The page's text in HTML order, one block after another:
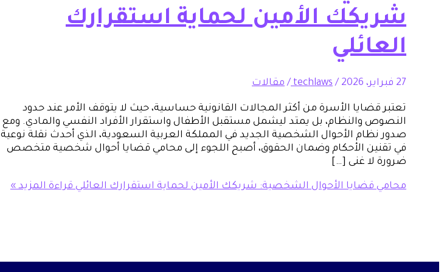
شريكك الأمين لحماية استقرارك
العائلي
27 فبراير، 2026 /
techlaws
/مقالات
تعتبر قضايا الأسرة من أكثر المجالات القانونية حساسية، حيث لا يتوقف الأمر عند حدود
النصوص والنظام، بل يمتد ليشمل مستقبل الأطفال واستقرار الأفراد النفسي والمادي. ومع
صدور نظام الأحوال الشخصية الجديد في المملكة العربية السعودية، الذي أحدث نقلة نوعية
في تقنين الأحكام وضمان الحقوق، أصبح اللجوء إلى محامي قضايا أحوال شخصية متخصص
ضرورة لا غنى […]
محامي قضايا الأحوال الشخصية: شريكك الأمين لحماية استقرارك العائليقراءة المزيد »